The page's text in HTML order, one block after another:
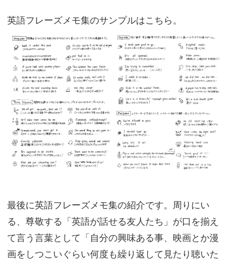
英語フレーズメモ集のサンプルはこちら。
最後に英語フレーズメモ集の紹介です。周りにい
る、尊敬する「英語が話せる友人たち」が口を揃え
て言う言葉として「自分の興味ある事、映画とか漫
画をしつこいぐらい何度も繰り返して見たり聴いた